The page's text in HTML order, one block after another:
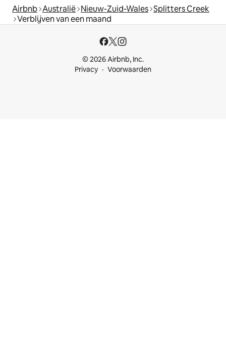
Airbnb Australië Nieuw-Zuid-Wales Splitters Creek
Verblijven van een maand
© 2026 Airbnb, Inc.
Privacy
Voorwaarden